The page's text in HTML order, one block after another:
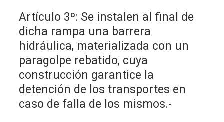
Artículo 3º: Se instalen al final de
dicha rampa una barrera
hidráulica, materializada con un
paragolpe rebatido, cuya
construcción garantice la
detención de los transportes en
caso de falla de los mismos.-